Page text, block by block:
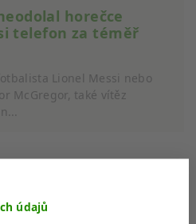
horečce
telefon za téměř
Lionel Messi nebo
McGregor, také vítěz
údajů